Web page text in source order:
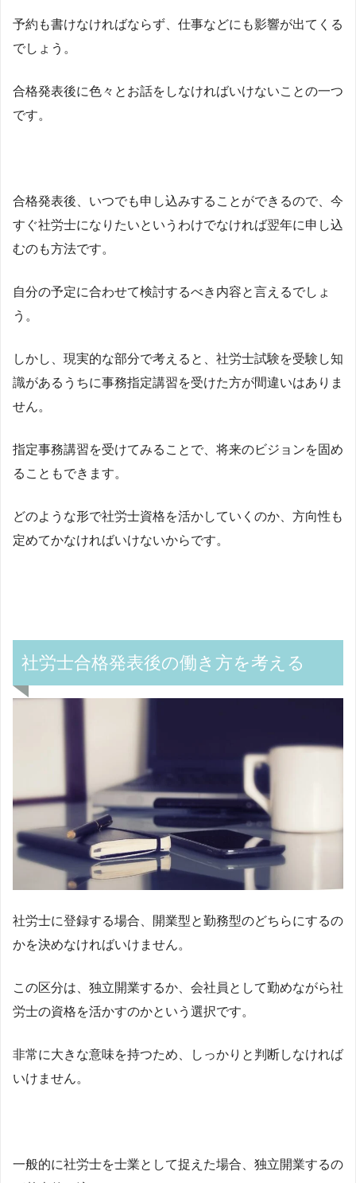
予約も書けなければならず、仕事などにも影響が出てくる
でしょう。
合格発表後に色々とお話をしなければいけないことの一つ
です。
合格発表後、いつでも申し込みすることができるので、今
すぐ社労士になりたいというわけでなければ翌年に申し込
むのも方法です。
自分の予定に合わせて検討するべき内容と言えるでしょ
う。
しかし、現実的な部分で考えると、社労士試験を受験し知
識があるうちに事務指定講習を受けた方が間違いはありま
せん。
指定事務講習を受けてみることで、将来のビジョンを固め
ることもできます。
どのような形で社労士資格を活かしていくのか、方向性も
定めてかなければいけないからです。
社労士合格発表後の働き方を考える
社労士に登録する場合、開業型と勤務型のどちらにするの
かを決めなければいけません。
この区分は、独立開業するか、会社員として勤めながら社
労士の資格を活かすのかという選択です。
非常に大きな意味を持つため、しっかりと判断しなければ
いけません。
一般的に社労士を士業として捉えた場合、独立開業するの